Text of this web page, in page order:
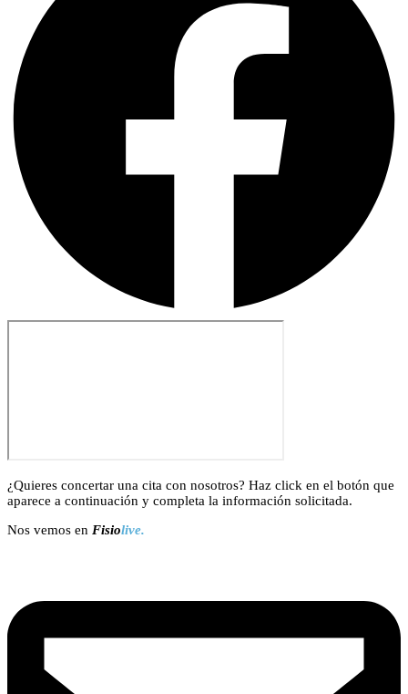
¿Quieres concertar una cita con nosotros? Haz click en el botón que
aparece a continuación y completa la información solicitada.
Nos vemos en Fisiolive.